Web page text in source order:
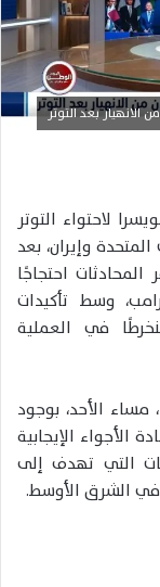
بعد التوتر
لاحتواء التوتر
وإيران، بعد
احتجاجًا
وسط تأكيدات
في العملية
الأحد، بوجود
الأجواء الإيجابية
التي تهدف إلى
في الشرق الأوسط.